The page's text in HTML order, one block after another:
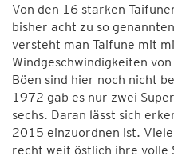
Von den 16 starken
bisher acht zu so
versteht man Taifune mit
Windgeschwindigkeiten
Böen sind hier noch nicht
1972 gab es nur zwei
sechs. Daran lässt sich
2015 einzuordnen ist.
recht weit östlich ihre volle